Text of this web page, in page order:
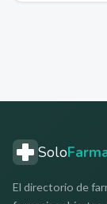
Solo
El directorio de